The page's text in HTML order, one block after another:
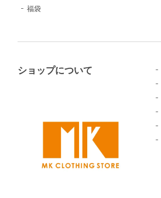
福袋
ショップについて